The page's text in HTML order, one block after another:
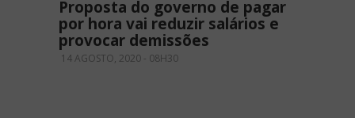
Proposta do governo de pagar
por hora vai reduzir salários e
provocar demissões
14 AGOSTO, 2020 - 08H30